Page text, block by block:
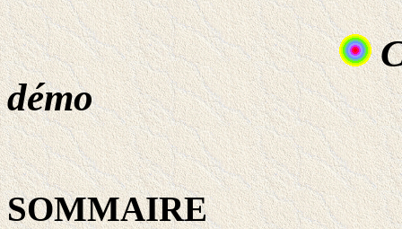
démo
SOMMAIRE